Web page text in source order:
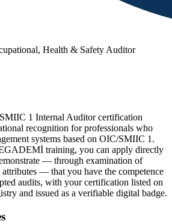
Health & Safety Auditor
1 Internal Auditor certification
recognition for professionals who
systems based on OIC/SMIIC 1.
training, you can apply directly
— through examination of
— that you have the competence
audits, with your certification listed on
and issued as a verifiable digital badge.